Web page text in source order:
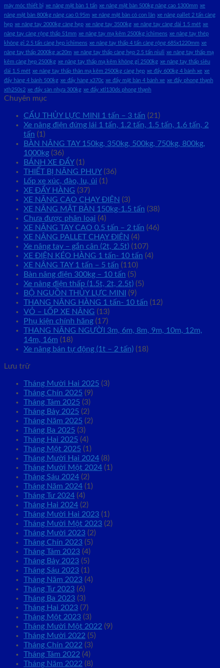
máy móc thiết bị xe nâng mặt bàn 1 tấn xe nâng mặt bàn 500kg nâng cao 1300mm xe
nâng mặt bàn 800kg nâng cao 0.95m xe nâng mặt bàn có con lăn xe nâng pallet 2 tấn càng
hẹp xe nâng tay 2000kg càng hẹp xe nâng tay 3500kg xe nâng tay càng dài 1.5 mét xe
nâng tay càng rộng thấp 51mm xe nâng tay mạ kẽm 2500kg ichimens xe nâng tay thép
không gỉ 2.5 tấn càng hẹp ichimens xe nâng tay thấp 4 tấn càng rộng 685x1220mm xe
nâng tay thấp 2000kg ac20m xe nâng tay thấp càng hẹp 2.5 tấn niuli xe nâng tay thấp mạ
kẽm càng hẹp 2500kg xe nâng tay thấp mạ kẽm không gỉ 2500kg xe nâng tay thấp siêu
dài 1.5 mét xe nâng tay thấp thân mạ kẽm 2500kg càng hẹp xe đẩy 600kg 4 bánh xe xe
đẩy hàng 4 bánh 500kg xe đẩy hàng x370c xe đẩy mặt bàn 4 bánh xe xe đẩy phong thạnh
xth250s2 xe đẩy sàn nhựa 300kg xe đẩy xtl130ds phong thạnh
Chuyên mục
CẨU THỦY LỰC MINI 1 tấn – 3 tấn (21)
Xe nâng điện đứng lái 1 tấn, 1.2 tấn, 1.5 tấn, 1.6 tấn, 2
tấn (1)
BÀN NÂNG TAY 150kg, 350kg, 500kg, 750kg, 800kg,
1000kg (36)
BÁNH XE ĐẨY(1)
THIẾT BỊ NÂNG PHUY(36)
Lốp xe xúc, đào, lu, ủi (1)
XE ĐẨY HÀNG (37)
XE NÂNG CAO CHẠY ĐIỆN (3)
XE NÂNG MẶT BÀN 150kg-1.5 tấn (38)
Chưa được phân loại (4)
XE NÂNG TAY CAO 0.5 tấn – 2 tấn (46)
XE NÂNG PALLET CHẠY ĐIỆN (4)
Xe nâng tay – gắn cân (2t, 2.5t) (107)
XE ĐIỆN KÉO HÀNG 1 tấn- 10 tấn (4)
XE NÂNG TAY 1 tấn – 5 tấn (110)
Bàn nâng điện 300kg – 10 tấn (5)
Xe nâng điện thấp (1.5t, 2t, 2.5t) (5)
BỘ NGUỒN THỦY LỰC MINI
(9)
THANG NÂNG HÀNG 1 tấn- 10 tấn (12)
VỎ – LỐP XE NÂNG (13)
Phụ kiện chính hãng (17)
THANG NÂNG NGƯỜI 3m, 6m, 8m, 9m, 10m, 12m,
14m, 16m (18)
Xe nâng bán tự động (1t – 2 tấn) (18)
Lưu trữ
Tháng Mười Hai 2025 (3)
Tháng Chín 2025 (9)
Tháng Tám 2025 (3)
Tháng Bảy 2025 (2)
Tháng Năm 2025 (2)
Tháng Ba 2025 (3)
Tháng Hai 2025 (4)
Tháng Một 2025 (1)
Tháng Mười Hai 2024 (8)
Tháng Mười Một 2024 (1)
Tháng Sáu 2024 (2)
Tháng Năm 2024 (1)
Tháng Tư 2024 (4)
Tháng Hai 2024 (2)
Tháng Mười Hai 2023 (1)
Tháng Mười Một 2023 (2)
Tháng Mười 2023 (2)
Tháng Chín 2023 (5)
Tháng Tám 2023 (4)
Tháng Bảy 2023 (5)
Tháng Sáu 2023 (1)
Tháng Năm 2023 (4)
Tháng Tư 2023 (6)
Tháng Ba 2023 (3)
Tháng Hai 2023 (7)
Tháng Một 2023 (3)
Tháng Mười Một 2022 (9)
Tháng Mười 2022 (5)
Tháng Chín 2022 (3)
Tháng Tám 2022 (4)
Tháng Năm 2022 (8)